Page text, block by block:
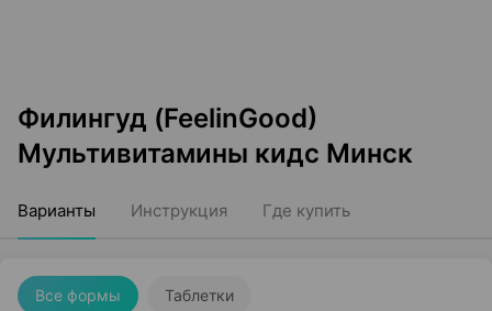
Филингуд (FeelinGood)
Мультивитамины кидс Минск
Варианты Инструкция Где купить
Все формы Таблетки